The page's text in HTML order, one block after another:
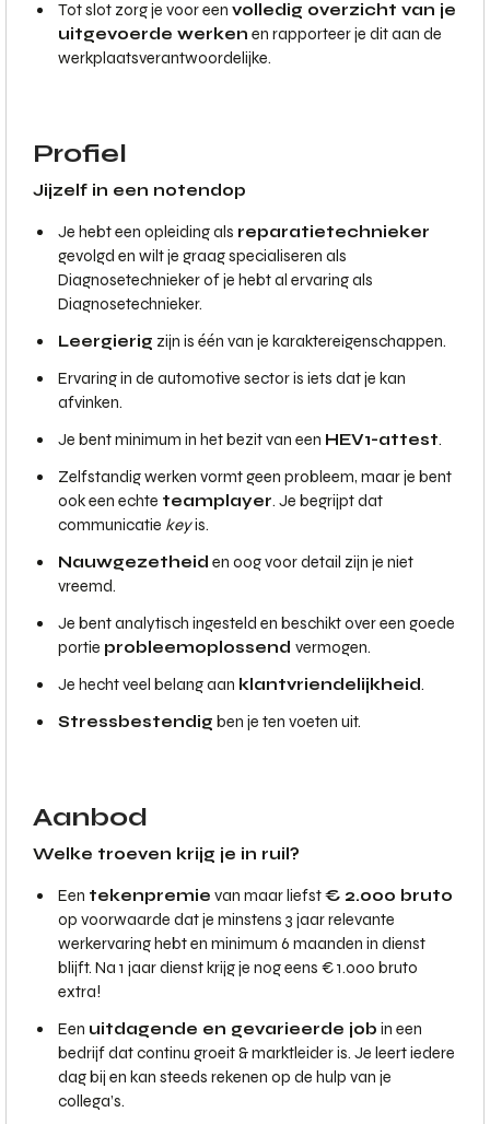
Tot slot zorg je voor een volledig overzicht van je
uitgevoerde werken en rapporteer je dit aan de
werkplaatsverantwoordelijke.
Profiel
Jijzelf in een notendop
Je hebt een opleiding als reparatietechnieker
gevolgd en wilt je graag specialiseren als
Diagnosetechnieker of je hebt al ervaring als
Diagnosetechnieker.
Leergierig zijn is één van je karaktereigenschappen.
Ervaring in de automotive sector is iets dat je kan
afvinken.
Je bent minimum in het bezit van een HEV1-attest.
Zelfstandig werken vormt geen probleem, maar je bent
ook een echte teamplayer. Je begrijpt dat
communicatie keyis.
Nauwgezetheid en oog voor detail zijn je niet
vreemd.
Je bent analytisch ingesteld en beschikt over een goede
portie probleemoplossend vermogen.
Je hecht veel belang aan klantvriendelijkheid.
Stressbestendig ben je ten voeten uit.
Aanbod
Welke troeven krijg je in ruil?
Een tekenpremie van maar liefst€ 2.000 bruto
op voorwaarde dat je minstens 3 jaar relevante
werkervaring hebt en minimum 6 maanden in dienst
blijft. Na 1 jaar dienst krijg je nog eens € 1.000 bruto
extra!
Een uitdagende en gevarieerde job in een
bedrijf dat continu groeit & marktleider is. Je leert iedere
dag bij en kan steeds rekenen op de hulp van je
collega’s.